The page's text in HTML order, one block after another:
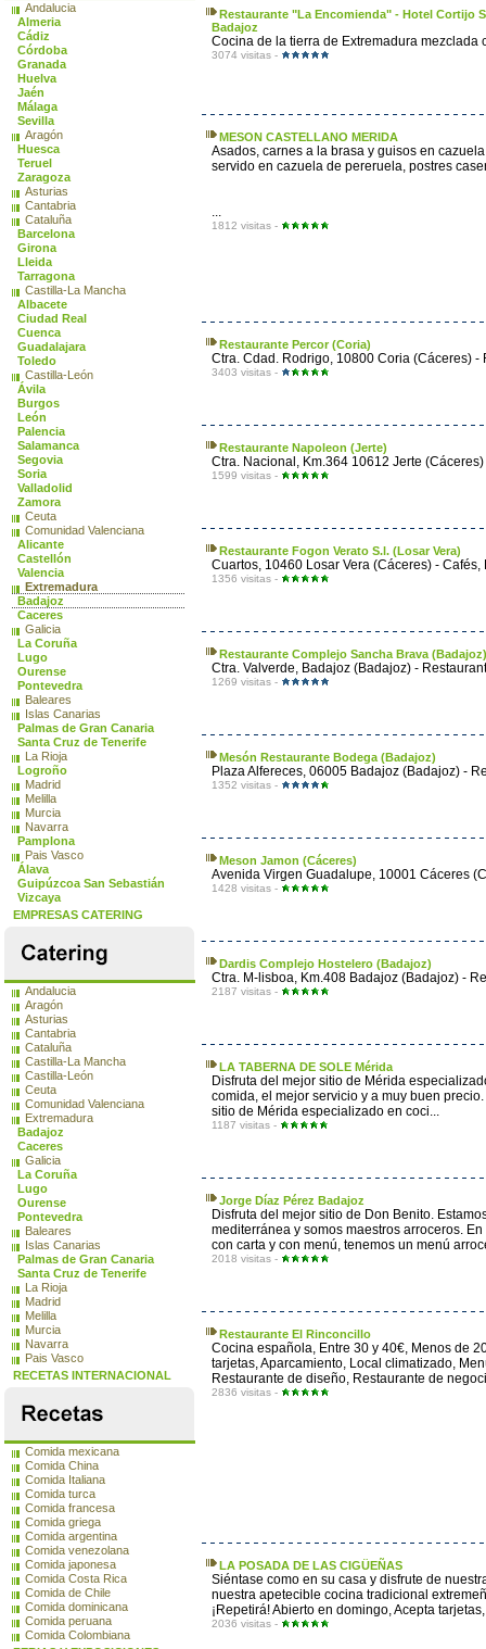
Andalucia
Almeria
Cádiz
Córdoba
Granada
Huelva
Jaén
Málaga
Sevilla
Aragón
Huesca
Teruel
Zaragoza
Asturias
Cantabria
Cataluña
Barcelona
Girona
Lleida
Tarragona
Castilla-La Mancha
Albacete
Ciudad Real
Cuenca
Guadalajara
Toledo
Castilla-León
Ávila
Burgos
León
Palencia
Salamanca
Segovia
Soria
Valladolid
Zamora
Ceuta
Comunidad Valenciana
Alicante
Castellón
Valencia
Extremadura
Badajoz
Caceres
Galicia
La Coruña
Lugo
Ourense
Pontevedra
Baleares
Islas Canarias
Palmas de Gran Canaria
Santa Cruz de Tenerife
La Rioja
Logroño
Madrid
Melilla
Murcia
Navarra
Pamplona
Pais Vasco
Álava
Guipúzcoa San Sebastián
Vizcaya
EMPRESAS CATERING
Andalucia
Aragón
Asturias
Cantabria
Cataluña
Castilla-La Mancha
Castilla-León
Ceuta
Comunidad Valenciana
Extremadura
Badajoz
Caceres
Galicia
La Coruña
Lugo
Ourense
Pontevedra
Baleares
Islas Canarias
Palmas de Gran Canaria
Santa Cruz de Tenerife
La Rioja
Madrid
Melilla
Murcia
Navarra
Pais Vasco
RECETAS INTERNACIONAL
Comida mexicana
Comida China
Comida Italiana
Comida turca
Comida francesa
Comida griega
Comida argentina
Comida venezolana
Comida japonesa
Comida Costa Rica
Comida de Chile
Comida dominicana
Comida peruana
Comida Colombiana
Restaurante "La Encomienda" - Hotel Cortijo
Badajoz
Cocina de la tierra de Extremadura mezclada
3074 visitas -
MESON CASTELLANO MERIDA
Asados, carnes a la brasa y guisos en
servido en cazuela de pereruela, postres
...
1812 visitas -
Restaurante Percor (Coria)
Ctra. Cdad. Rodrigo, 10800 Coria (Cáceres) -
3403 visitas -
Restaurante Napoleon (Jerte)
Ctra. Nacional, Km.364 10612 Jerte
1599 visitas -
Restaurante Fogon Verato S.l. (Losar Vera)
Cuartos, 10460 Losar Vera (Cáceres) - Cafés,
1356 visitas -
Restaurante Complejo Sancha Brava
Ctra. Valverde, Badajoz (Badajoz) -
1269 visitas -
Mesón Restaurante Bodega (Badajoz)
Plaza Alfereces, 06005 Badajoz (Badajoz) -
1352 visitas -
Meson Jamon (Cáceres)
Avenida Virgen Guadalupe, 10001 Cáceres
1428 visitas -
Dardis Complejo Hostelero (Badajoz)
Ctra. M-lisboa, Km.408 Badajoz (Badajoz) -
2187 visitas -
LA TABERNA DE SOLE Mérida
Disfruta del mejor sitio de Mérida
comida, el mejor servicio y a muy buen
sitio de Mérida especializado en coci...
1187 visitas -
Jorge Díaz Pérez Badajoz
Disfruta del mejor sitio de Don Benito.
mediterránea y somos maestros arroceros.
con carta y con menú, tenemos un menú
2018 visitas -
Restaurante El Rinconcillo
Cocina española, Entre 30 y 40€, Menos de
tarjetas, Aparcamiento, Local climatizado,
Restaurante de diseño, Restaurante de
2836 visitas -
LA POSADA DE LAS CIGÜEÑAS
Siéntase como en su casa y disfrute de
nuestra apetecible cocina tradicional
¡Repetirá! Abierto en domingo, Acepta
2036 visitas -